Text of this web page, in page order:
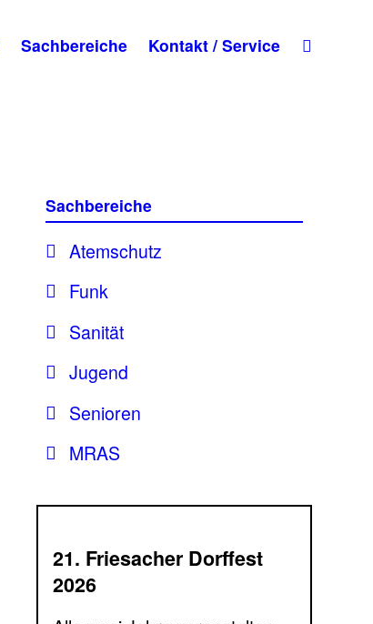
Sachbereiche Kontakt / Service
Sachbereiche
Atemschutz
Funk
Sanität
Jugend
Senioren
MRAS
21. Friesacher Dorffest
2026